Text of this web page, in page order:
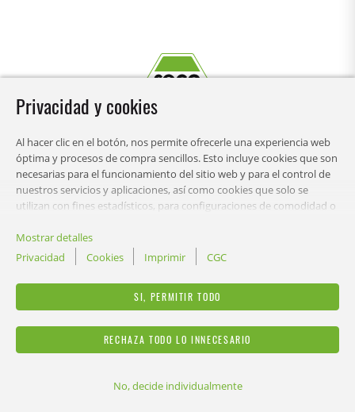
LEGAL
Privacidad y cookies
Al hacer clic en el botón, nos permite ofrecerle una experiencia web
óptima y procesos de compra sencillos. Esto incluye cookies que son
necesarias para el funcionamiento del sitio web y para el control de
nuestros servicios y aplicaciones, así como cookies que solo se
utilizan con fines estadísticos, para configuraciones de comodidad o
desea permitir y personalizar su configuración de uso de datos. Por
supuesto, puede cambiar esta decisión en cualquier momento.
Mostrar detalles
Privacidad
Cookies Imprimir CGC
SI, PERMITIR TODO
RECHAZA TODO LO INNECESARIO
No, decide individualmente